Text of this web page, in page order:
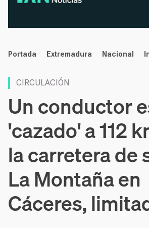
noticias
Portada Extremadura Nacional
CIRCULACIÓN
Un conductor
'cazado' a 112
la carretera de
La Montaña en
Cáceres,